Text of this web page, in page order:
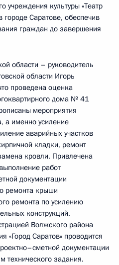
учреждения культуры «Театр
городе Саратове, обеспечив
граждан до завершения
области – руководитель
области Игорь
проведена оценка
дома № 41
мероприятия
а именно усиление
аварийных участков
кладки, ремонт
кровли. Привлечена
работ
документации
ремонта крыши
ремонта по усилению
конструкций.
Волжского района
«Город Саратов» проводится
документации
технического задания.